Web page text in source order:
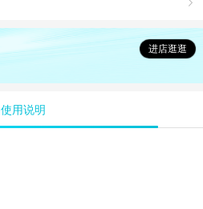

进店逛逛
使用说明